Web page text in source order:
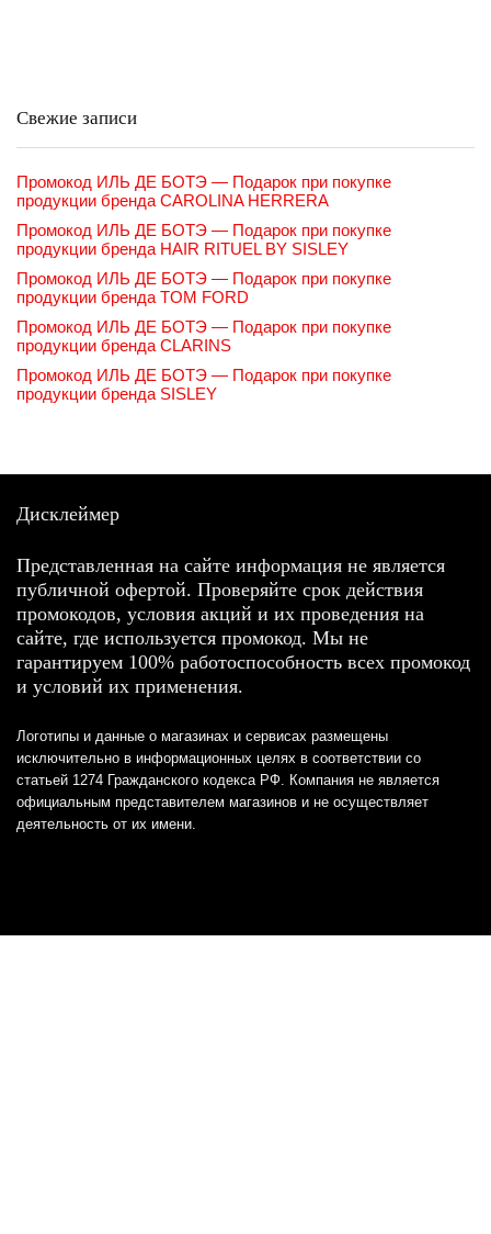
Свежие записи
Промокод ИЛЬ ДЕ БОТЭ — Подарок при покупке
продукции бренда CAROLINA HERRERA
Промокод ИЛЬ ДЕ БОТЭ — Подарок при покупке
продукции бренда HAIR RITUEL BY SISLEY
Промокод ИЛЬ ДЕ БОТЭ — Подарок при покупке
продукции бренда TOM FORD
Промокод ИЛЬ ДЕ БОТЭ — Подарок при покупке
продукции бренда CLARINS
Промокод ИЛЬ ДЕ БОТЭ — Подарок при покупке
продукции бренда SISLEY
Дисклеймер
Представленная на сайте информация не является
публичной офертой. Проверяйте срок действия
промокодов, условия акций и их проведения на
сайте, где используется промокод. Мы не
гарантируем 100% работоспособность всех промокод
и условий их применения.
Логотипы и данные о магазинах и сервисах размещены
исключительно в информационных целях в соответствии со
статьей 1274 Гражданского кодекса РФ. Компания не является
официальным представителем магазинов и не осуществляет
деятельность от их имени.